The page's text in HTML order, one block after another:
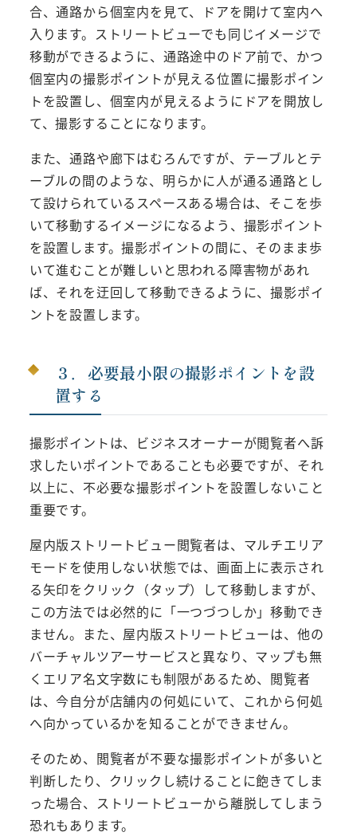
合、通路から個室内を見て、ドアを開けて室内へ
入ります。ストリートビューでも同じイメージで
移動ができるように、通路途中のドア前で、かつ
個室内の撮影ポイントが見える位置に撮影ポイン
トを設置し、個室内が見えるようにドアを開放し
て、撮影することになります。
また、通路や廊下はむろんですが、テーブルとテ
ーブルの間のような、明らかに人が通る通路とし
て設けられているスペースある場合は、そこを歩
いて移動するイメージになるよう、撮影ポイント
を設置します。撮影ポイントの間に、そのまま歩
いて進むことが難しいと思われる障害物があれ
ば、それを迂回して移動できるように、撮影ポイ
ントを設置します。
３．必要最小限の撮影ポイントを設
置する
撮影ポイントは、ビジネスオーナーが閲覧者へ訴
求したいポイントであることも必要ですが、それ
以上に、不必要な撮影ポイントを設置しないこと
重要です。
屋内版ストリートビュー閲覧者は、マルチエリア
モードを使用しない状態では、画面上に表示され
る矢印をクリック（タップ）して移動しますが、
この方法では必然的に「一つづつしか」移動でき
ません。また、屋内版ストリートビューは、他の
バーチャルツアーサービスと異なり、マップも無
くエリア名文字数にも制限があるため、閲覧者
は、今自分が店舗内の何処にいて、これから何処
へ向かっているかを知ることができません。
そのため、閲覧者が不要な撮影ポイントが多いと
判断したり、クリックし続けることに飽きてしま
った場合、ストリートビューから離脱してしまう
恐れもあります。